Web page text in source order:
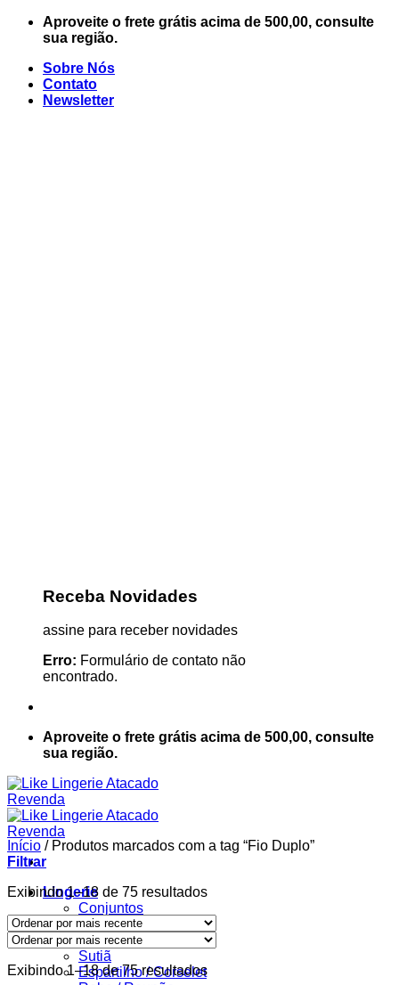
Skip
Aproveite o frete grátis acima de 500,00, consulte
sua região.
Sobre Nós
Contato
Newsletter
Receba Novidades
assine para receber novidades
Erro: Formulário de contato não
encontrado.
Aproveite o frete grátis acima de 500,00, consulte
sua região.
Lingerie
Conjuntos
Body
Calcinha
Sutiã
Espartilho / Corselet
Início /Produtos marcados com a tag “Fio Duplo”
Filtrar
Exibindo 1–18 de 75 resultadosClassificado
mais
recente
Exibindo 1–18 de 75 resultadosClassificado